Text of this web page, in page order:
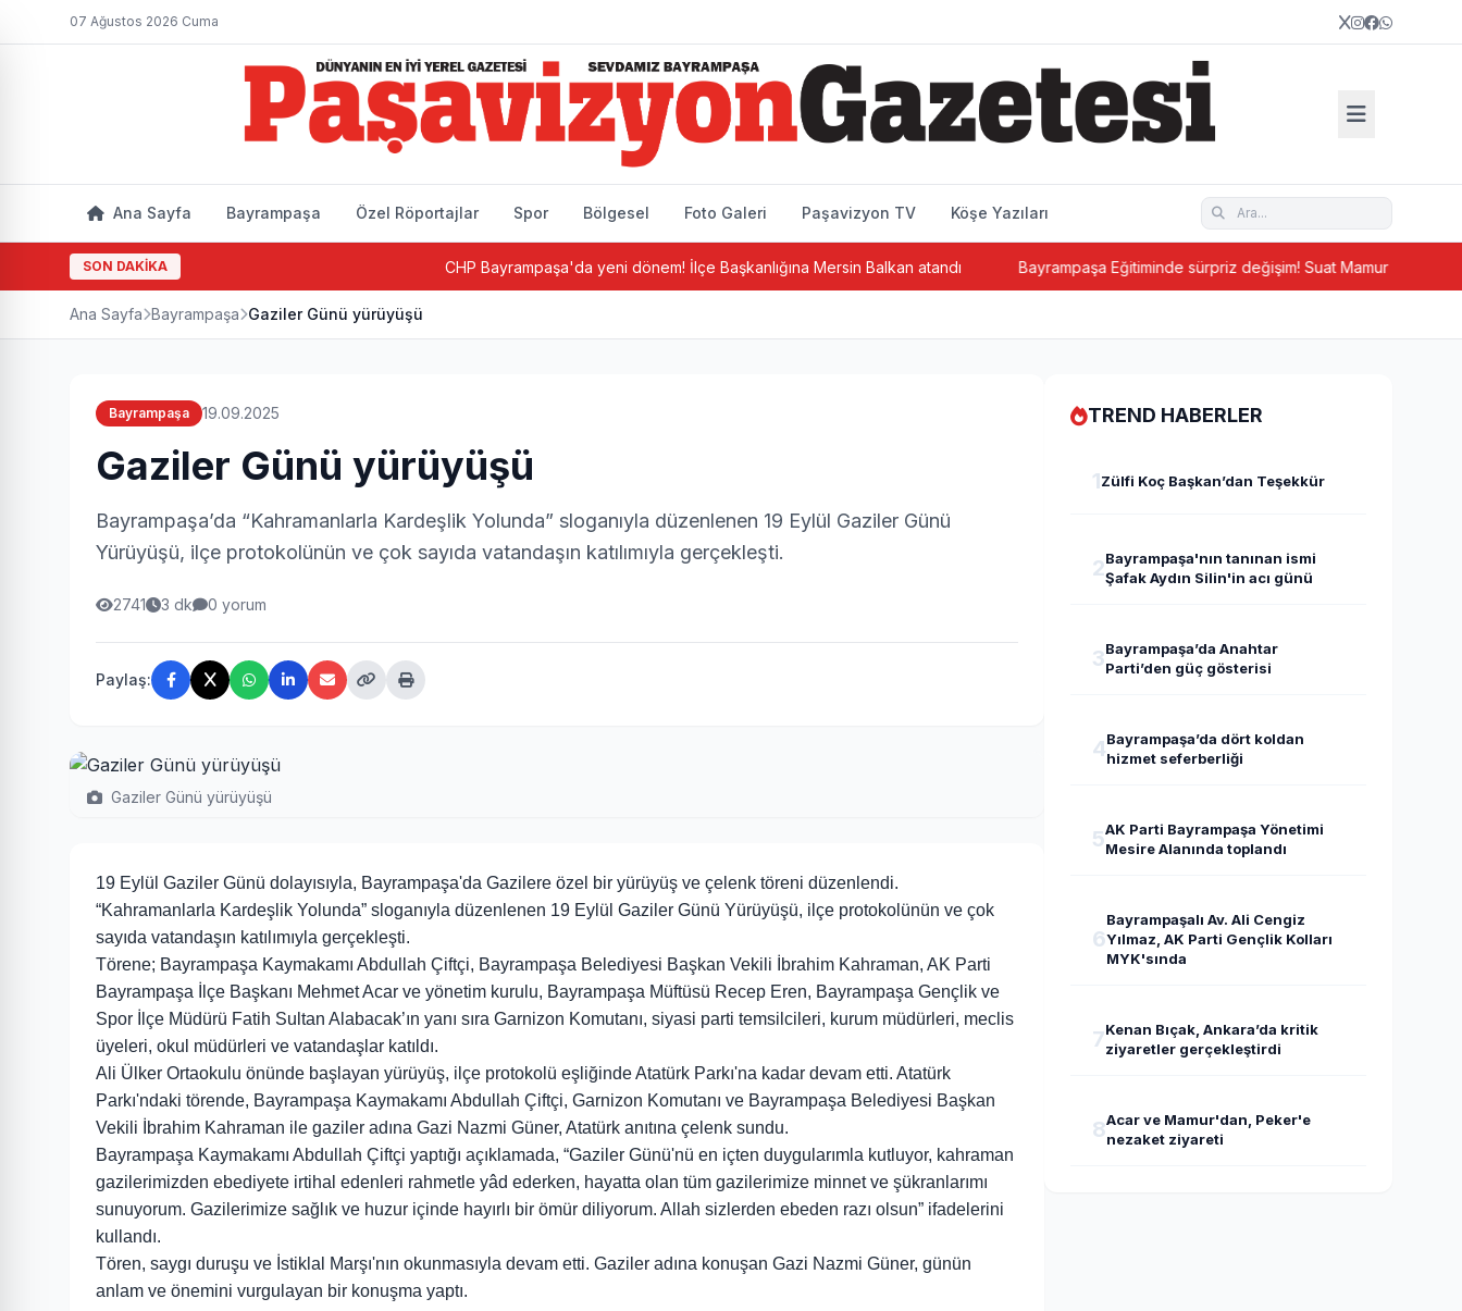
07 Ağustos 2026 Cuma
Ana Sayfa Bayrampaşa Özel Röportajlar Spor Bölgesel Foto Galeri Paşavizyon TV Köşe Yazıları
SON DAKİKA CHP Bayrampaşa'da yeni dönem! İlçe Başkanlığına Mersin Balkan atandı Bayrampaşa Eğitiminde sürpriz değişim! Suat Mamur gitti, Hüseyin
Ana Sayfa Bayrampaşa Gaziler Günü yürüyüşü
Bayrampaşa 19.09.2025
Gaziler Günü yürüyüşü
Bayrampaşa’da “Kahramanlarla Kardeşlik Yolunda” sloganıyla düzenlenen 19 Eylül Gaziler Günü
Yürüyüşü, ilçe protokolünün ve çok sayıda vatandaşın katılımıyla gerçekleşti.
2741 3 dk 0 yorum
Paylaş:
Gaziler Günü yürüyüşü
19 Eylül Gaziler Günü dolayısıyla, Bayrampaşa'da Gazilere özel bir yürüyüş ve çelenk töreni düzenlendi.
“Kahramanlarla Kardeşlik Yolunda” sloganıyla düzenlenen 19 Eylül Gaziler Günü Yürüyüşü, ilçe protokolünün ve çok
sayıda vatandaşın katılımıyla gerçekleşti.
Törene; Bayrampaşa Kaymakamı Abdullah Çiftçi, Bayrampaşa Belediyesi Başkan Vekili İbrahim Kahraman, AK Parti
Bayrampaşa İlçe Başkanı Mehmet Acar ve yönetim kurulu, Bayrampaşa Müftüsü Recep Eren, Bayrampaşa Gençlik ve
Spor İlçe Müdürü Fatih Sultan Alabacak’ın yanı sıra Garnizon Komutanı, siyasi parti temsilcileri, kurum müdürleri, meclis
üyeleri, okul müdürleri ve vatandaşlar katıldı.
Ali Ülker Ortaokulu önünde başlayan yürüyüş, ilçe protokolü eşliğinde Atatürk Parkı'na kadar devam etti. Atatürk
Parkı'ndaki törende, Bayrampaşa Kaymakamı Abdullah Çiftçi, Garnizon Komutanı ve Bayrampaşa Belediyesi Başkan
Vekili İbrahim Kahraman ile gaziler adına Gazi Nazmi Güner, Atatürk anıtına çelenk sundu.
Bayrampaşa Kaymakamı Abdullah Çiftçi yaptığı açıklamada, “Gaziler Günü'nü en içten duygularımla kutluyor, kahraman
gazilerimizden ebediyete irtihal edenleri rahmetle yâd ederken, hayatta olan tüm gazilerimize minnet ve şükranlarımı
sunuyorum. Gazilerimize sağlık ve huzur içinde hayırlı bir ömür diliyorum. Allah sizlerden ebeden razı olsun” ifadelerini
kullandı.
Tören, saygı duruşu ve İstiklal Marşı'nın okunmasıyla devam etti. Gaziler adına konuşan Gazi Nazmi Güner, günün
anlam ve önemini vurgulayan bir konuşma yaptı.
TREND HABERLER
1Zülfi Koç Başkan’dan Teşekkür
2Bayrampaşa'nın tanınan ismi
Şafak Aydın Silin'in acı günü
3Bayrampaşa’da Anahtar
Parti’den güç gösterisi
4Bayrampaşa’da dört koldan
hizmet seferberliği
5AK Parti Bayrampaşa Yönetimi
Mesire Alanında toplandı
6
Bayrampaşalı Av. Ali Cengiz
Yılmaz, AK Parti Gençlik Kolları
MYK'sında
7Kenan Bıçak, Ankara’da kritik
ziyaretler gerçekleştirdi
8Acar ve Mamur'dan, Peker'e
nezaket ziyareti